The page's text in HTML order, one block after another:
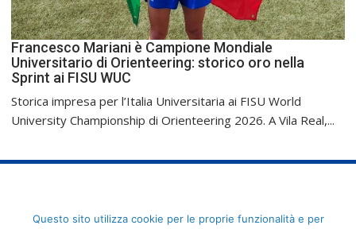
Francesco Mariani è Campione Mondiale
Universitario di Orienteering: storico oro nella
Sprint ai FISU WUC
Storica impresa per l’Italia Universitaria ai FISU World
University Championship di Orienteering 2026. A Vila Real,...
FederCUSI: Federazione Italiana dello Sport Universitario - Via
Questo sito utilizza cookie per le proprie funzionalità e per